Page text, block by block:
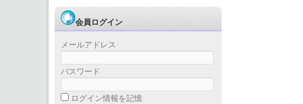
会員ログイン
メールアドレス
パスワード
ログイン情報を記憶